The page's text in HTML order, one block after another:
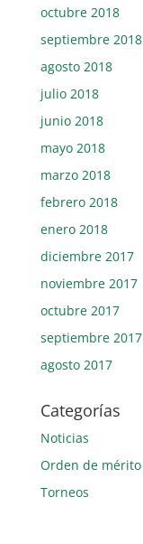
octubre 2018
septiembre 2018
agosto 2018
julio 2018
junio 2018
mayo 2018
marzo 2018
febrero 2018
enero 2018
diciembre 2017
noviembre 2017
octubre 2017
septiembre 2017
agosto 2017
Categorías
Noticias
Orden de mérito
Torneos